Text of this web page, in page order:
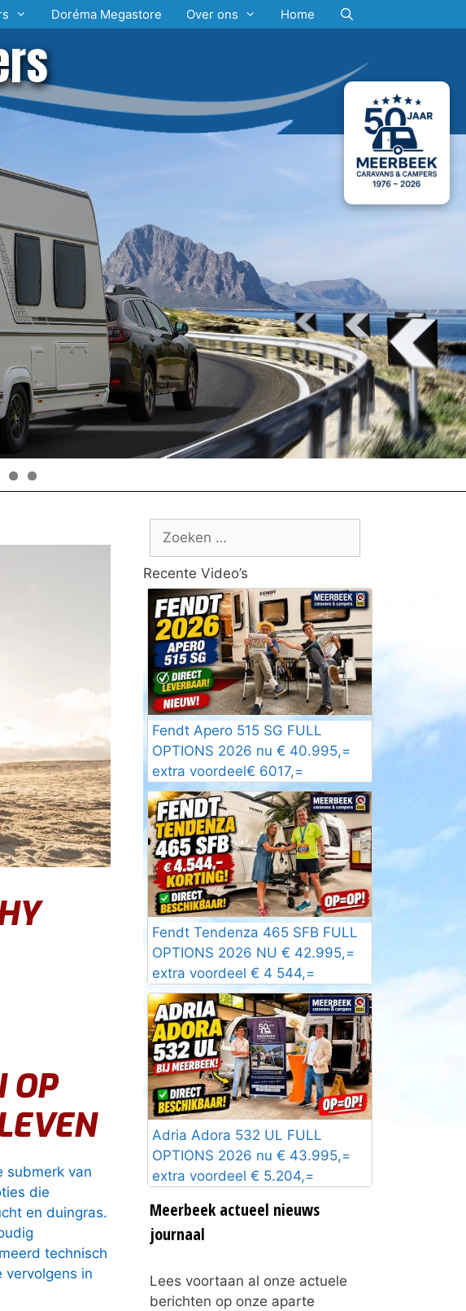
Doréma Megastore Over ons Home
OP
submerk van
die
en duingras.
technisch
in
Zoek
Recente Video’s
Fendt Apero 515 SG FULL
OPTIONS 2026 nu € 40.995,=
extra voordeel€ 6017,=
Fendt Tendenza 465 SFB FULL
OPTIONS 2026 NU € 42.995,=
extra voordeel € 4 544,=
Adria Adora 532 UL FULL
OPTIONS 2026 nu € 43.995,=
extra voordeel € 5.204,=
Meerbeek actueel nieuws
journaal
Lees voortaan al onze actuele
berichten op onze aparte